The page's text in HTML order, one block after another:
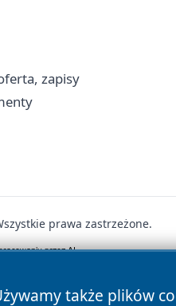
zapisy
także plików
prawa zastrzeżone.